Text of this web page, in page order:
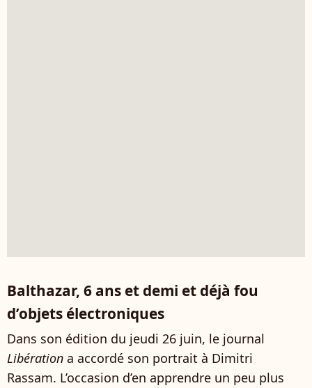
Balthazar, 6 ans et demi et déjà fou
d’objets électroniques
Dans son édition du jeudi 26 juin, le journal
Libération a accordé son portrait à Dimitri
Rassam. L’occasion d’en apprendre un peu plus